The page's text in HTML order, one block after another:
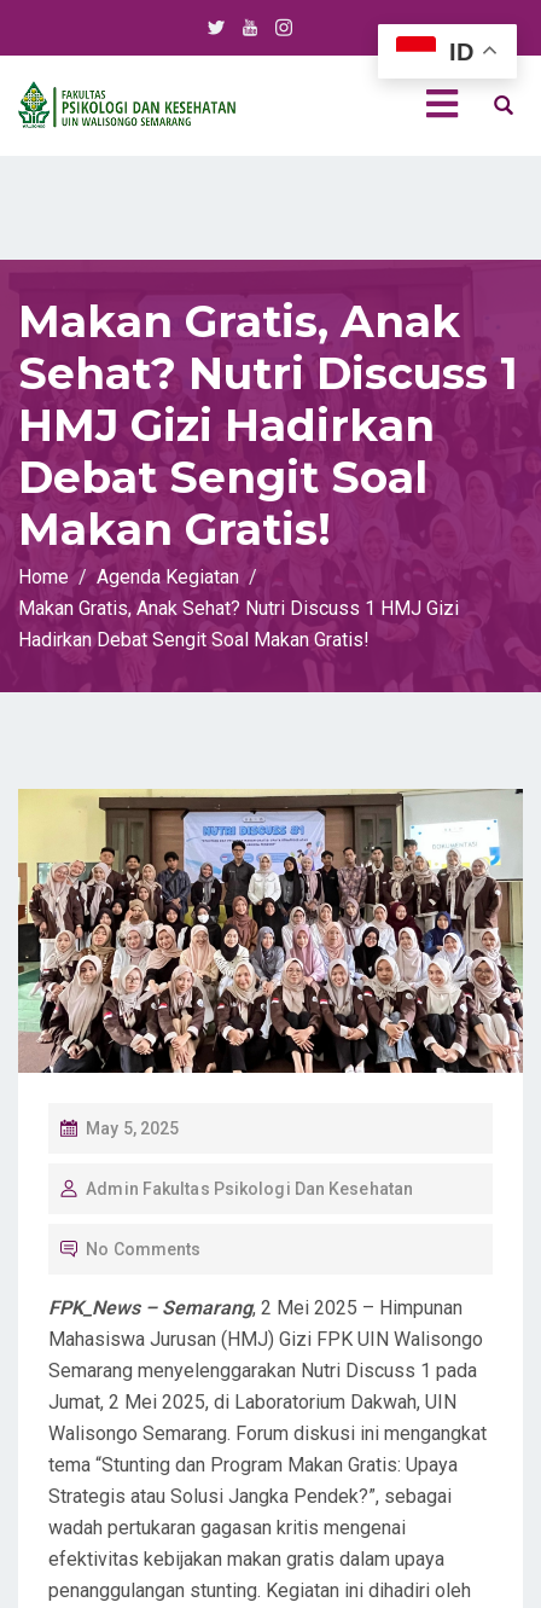
Makan Gratis, Anak
Sehat? Nutri Discuss 1
HMJ Gizi Hadirkan
Debat Sengit Soal
Makan Gratis!
Home
Agenda Kegiatan
Makan Gratis, Anak Sehat? Nutri Discuss 1 HMJ Gizi
Hadirkan Debat Sengit Soal Makan Gratis!
P
S
D
O
N
May 5, 2025
Admin Fakultas Psikologi Dan Kesehatan
No Comments
FPK_News – Semarang, 2 Mei 2025 – Himpunan
Mahasiswa Jurusan (HMJ) Gizi FPK UIN Walisongo
Semarang menyelenggarakan Nutri Discuss 1 pada
Jumat, 2 Mei 2025, di Laboratorium Dakwah, UIN
Walisongo Semarang. Forum diskusi ini mengangkat
tema “Stunting dan Program Makan Gratis: Upaya
Strategis atau Solusi Jangka Pendek?”, sebagai
wadah pertukaran gagasan kritis mengenai
efektivitas kebijakan makan gratis dalam upaya
penanggulangan stunting. Kegiatan ini dihadiri oleh
ID